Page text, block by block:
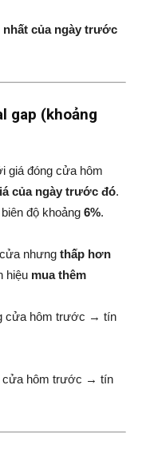
nhất của ngày trước
gap (khoảng
giá đóng cửa hôm
của ngày trước đó.
độ khoảng 6%.
nhưng thấp hơn
hiệu mua thêm
cửa hôm trước → tín
cửa hôm trước → tín